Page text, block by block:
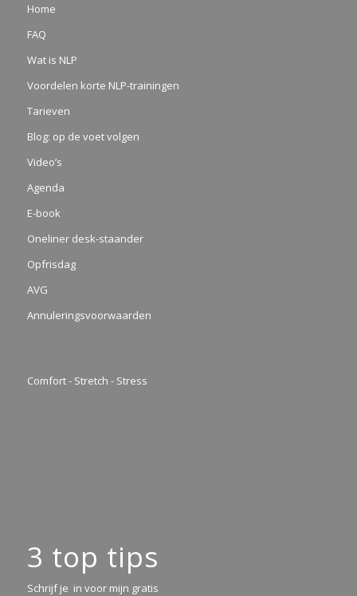
Home
FAQ
Wat is NLP
Voordelen korte NLP-trainingen
Tarieven
Blog: op de voet volgen
Video’s
Agenda
E-book
Oneliner desk-staander
Opfrisdag
AVG
Annuleringsvoorwaarden
Comfort - Stretch - Stress
3 top tips
Schrijf je in voor mijn gratis